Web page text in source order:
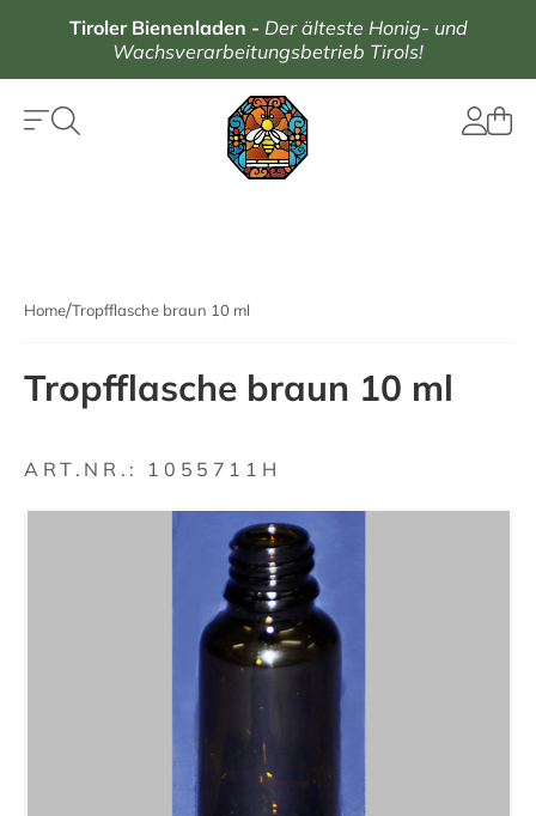
Tiroler Bienenladen - Der älteste Honig- und
Wachsverarbeitungsbetrieb Tirols!
Home Tropfflasche braun 10 ml
Tropfflasche braun 10 ml
ART.NR.: 1055711H